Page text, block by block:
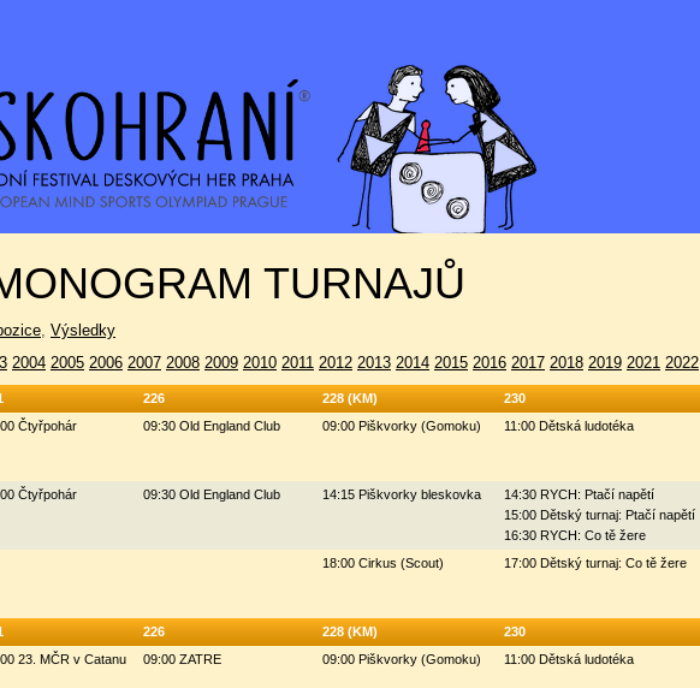
TURNAJŮ
, Výsledky
2004 2005 2006 2007 2008 2009 2010 2011 2012 2013 2014 2015 2016 2017 2018 2019 2021 2022
226 228 (KM) 230
Čtyřpohár 09:30 Old England Club 09:00 Piškvorky (Gomoku) 11:00 Dětská ludotéka
Čtyřpohár 09:30 Old England Club 14:15 Piškvorky bleskovka
14:30 RYCH: Ptačí napětí
15:00 Dětský turnaj: Ptačí napětí
16:30 RYCH: Co tě žere
18:00 Cirkus (Scout) 17:00 Dětský turnaj: Co tě žere
226 228 (KM) 230
23. MČR v Catanu 09:00 ZATRE 09:00 Piškvorky (Gomoku) 11:00 Dětská ludotéka